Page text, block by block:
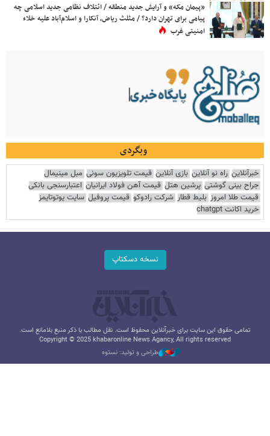
«پیمان مکه» و آرایش جدید منطقه / ائتلاف نظامی جدید اسلامی چه
پیامی برای تهران دارد؟ / مثلث ریاض، آنکارا و اسلام‌آباد علیه خلاء
امنیتی غرب
وبگردی
خبرآنلاین راه نو آنلاین بازی آنلاین قیمت تلویزیون سونی مبل مینیمال
جراح بینی گوشتی پرشین هتل قیمت آهن فولاد ایرانیان اعتبارسنجی بانکی
قیمت طلا امروز بلیط قطار شرکت رادوکو قیمت پروفیل سایت یوتوتایمز
خرید اکانت chatgpt
نسخه دسکتاپ
تمامی حقوق این سایت برای خبرآنلاین محفوظ است. نقل مطالب با ذکر منبع بلامانع است.
Copyright © 2025 khabaronline News Agancy, All rights reserved
طراحی و تولید: نستوه